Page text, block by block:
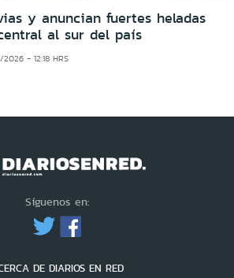
y anuncian fuertes heladas
al sur del país
- 12:18 HRS
Síguenos en:
DE DIARIOS EN RED